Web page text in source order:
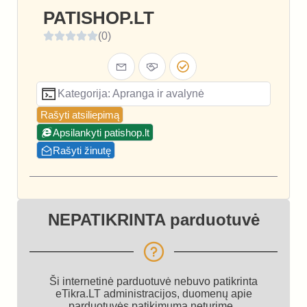
PATISHOP.LT
(0)
Kategorija: Apranga ir avalynė
Rašyti atsiliepimą
Apsilankyti patishop.lt
Rašyti žinutę
NEPATIKRINTA parduotuvė
Ši internetinė parduotuvė nebuvo patikrinta
eTikra.LT administracijos, duomenų apie